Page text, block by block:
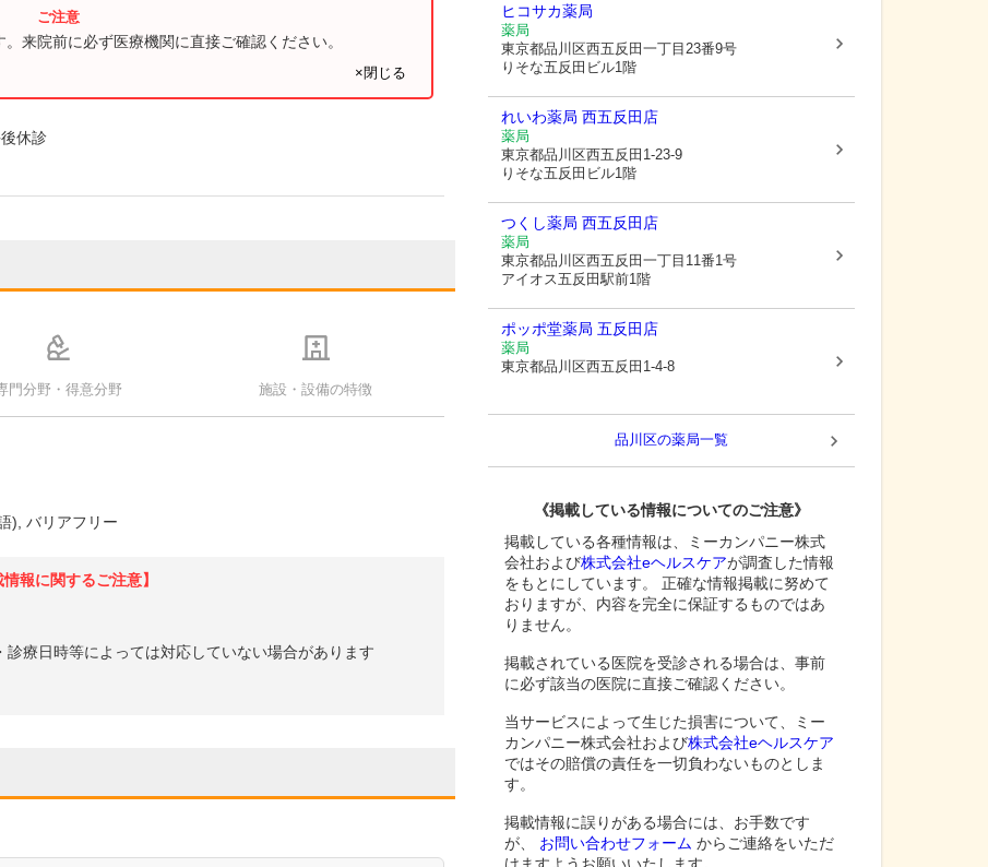
来院前に必ず医療機関に直接ご確認ください。
×閉じる
休診
門分野・得意分野 施設・設備の特徴
) バリアフリー
情報に関するご注意】
診療日時等によっては対応していない場合があります
ヒコサカ薬局
薬局
東京都品川区西五反田一丁目23番9号
りそな五反田ビル1階
れいわ薬局 西五反田店
薬局
東京都品川区西五反田1-23-9
りそな五反田ビル1階
つくし薬局 西五反田店
薬局
東京都品川区西五反田一丁目11番1号
アイオス五反田駅前1階
ポッポ堂薬局 五反田店
薬局
東京都品川区西五反田1-4-8
品川区の薬局一覧
《掲載している情報についてのご注意》
掲載している各種情報は、ミーカンパニー株式
会社および株式会社eヘルスケアが調査した情報
をもとにしています。 正確な情報掲載に努めて
おりますが、内容を完全に保証するものではあ
りません。
掲載されている医院を受診される場合は、事前
に必ず該当の医院に直接ご確認ください。
当サービスによって生じた損害について、ミー
カンパニー株式会社および株式会社eヘルスケア
ではその賠償の責任を一切負わないものとしま
す。
掲載情報に誤りがある場合には、お手数です
が、
お問い合わせフォーム からご連絡をいただ